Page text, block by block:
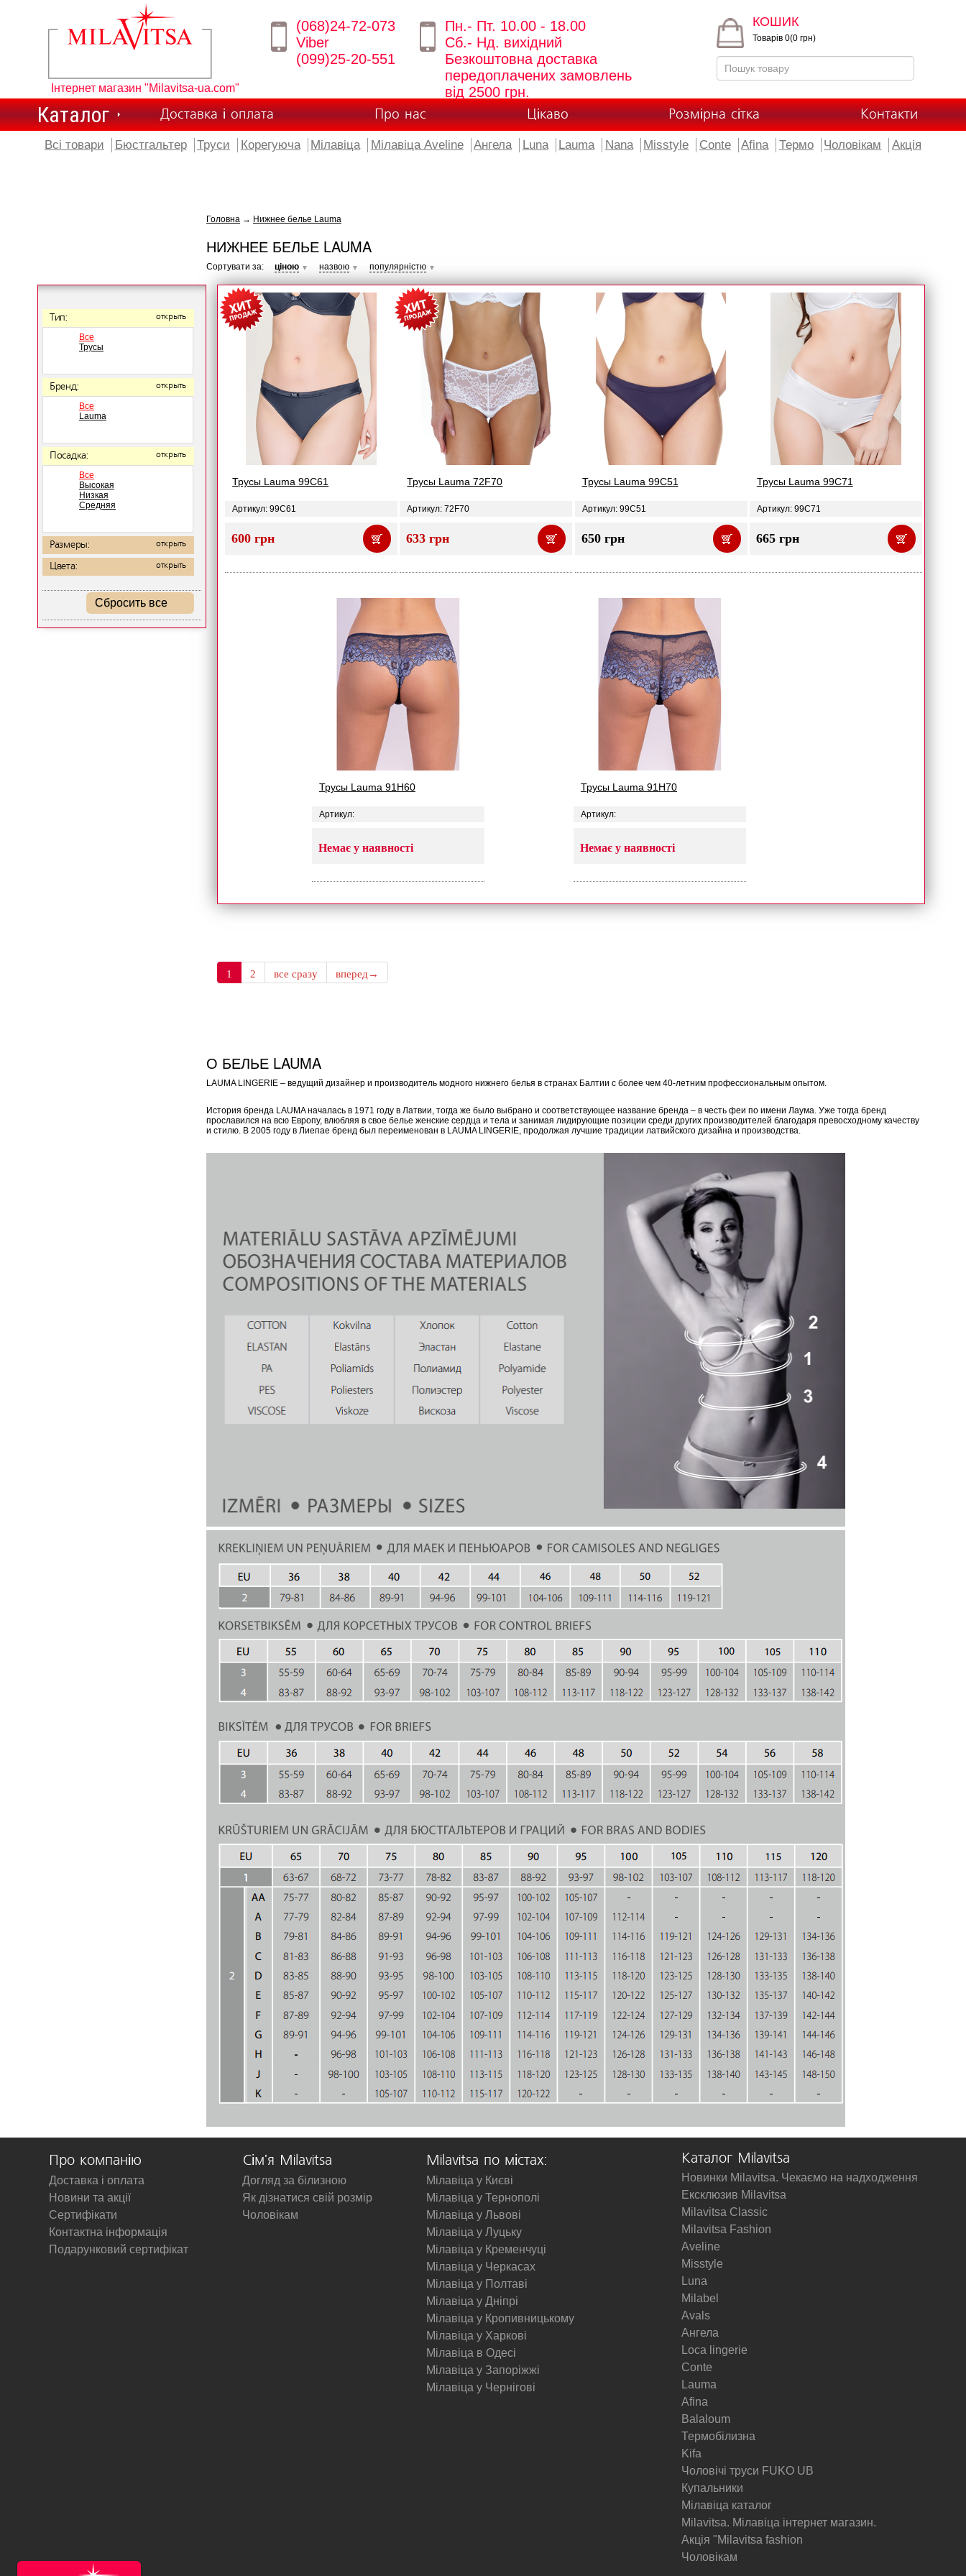
Інтернет магазин "Milavitsa-ua.com"
(068)24-72-073
Viber
(099)25-20-551
Пн.- Пт. 10.00 - 18.00
Сб.- Нд. вихідний
Безкоштовна доставка
передоплачених замовлень
від 2500 грн.
КОШИК
Товарів 0(0 грн)
Каталог Доставка і оплата Про нас Цікаво Розмірна сітка Контакти
Всі товари Бюстгальтер Труси Корегуюча Мілавіца Мілавіца Aveline Ангела Luna Lauma Nana Misstyle Conte Afina Термо Чоловікам Акція
Тип: открыть
Все
Трусы
Бренд: открыть
Все
Lauma
Посадка: открыть
Все
Высокая
Низкая
Средняя
Размеры: открыть
Цвета: открыть
Сбросить все
Головна → Нижнее белье Lauma
НИЖНЕЕ БЕЛЬЕ LAUMA
Сортувати за: ціною ▼ назвою ▼ популярністю ▼
Трусы Lauma 99C61
Артикул: 99C61
600 грн
Трусы Lauma 72F70
Артикул: 72F70
633 грн
Трусы Lauma 99C51
Артикул: 99C51
650 грн
Трусы Lauma 99C71
Артикул: 99C71
665 грн
Трусы Lauma 91H60
Артикул:
Немає у наявності
Трусы Lauma 91H70
Артикул:
Немає у наявності
1 2 все сразу вперед→
О БЕЛЬЕ LAUMA
LAUMA LINGERIE – ведущий дизайнер и производитель модного нижнего белья в странах Балтии с более чем 40-летним профессиональным опытом.
История бренда LAUMA началась в 1971 году в Латвии, тогда же было выбрано и соответствующее название бренда – в честь феи по имени Лаума. Уже тогда бренд
прославился на всю Европу, влюбляя в свое белье женские сердца и тела и занимая лидирующие позиции среди других производителей благодаря превосходному качеству
и стилю. В 2005 году в Лиепае бренд был переименован в LAUMA LINGERIE, продолжая лучшие традиции латвийского дизайна и производства.
Про компанію
Доставка і оплата
Новини та акції
Сертифікати
Контактна інформація
Подарунковий сертифікат
Сім'я Milavitsa
Догляд за білизною
Як дізнатися свій розмір
Чоловікам
Milavitsa по містах:
Мілавіца у Києві
Мілавіца у Тернополі
Мілавіца у Львові
Мілавіца у Луцьку
Мілавіца у Кременчуці
Мілавіца у Черкасах
Мілавіца у Полтаві
Мілавіца у Дніпрі
Мілавіца у Кропивницькому
Мілавіца у Харкові
Мілавіца в Одесі
Мілавіца у Запоріжжі
Мілавіца у Чернігові
Каталог Milavitsa
Новинки Milavitsa. Чекаємо на надходження
Ексклюзив Milavitsa
Milavitsa Classic
Milavitsa Fashion
Aveline
Misstyle
Luna
Milabel
Avals
Ангела
Loca lingerie
Conte
Lauma
Afina
Balaloum
Термобілизна
Kifa
Чоловічі труси FUKO UB
Купальники
Мілавіца каталог
Milavitsa. Мілавіца інтернет магазин.
Акція "Milavitsa fashion
Чоловікам